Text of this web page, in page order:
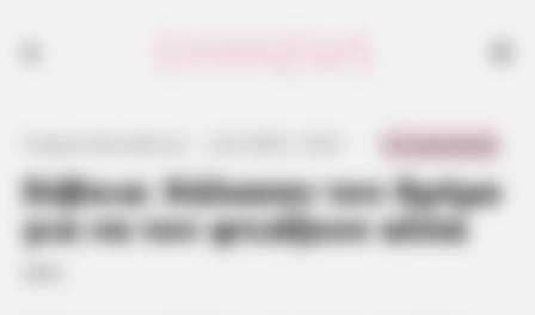
Εύβοια: Χάλασαν τον δρόμο
για να τον φτιάξουν αλλά